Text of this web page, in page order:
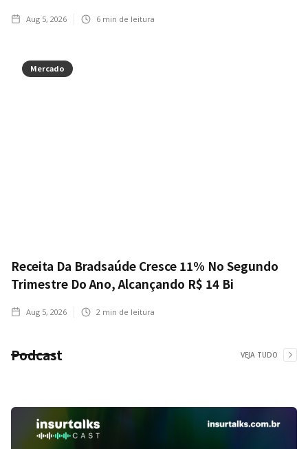
Aug 5, 2026 6 min de leitura
Mercado
Receita Da Bradsaúde Cresce 11% No Segundo
Trimestre Do Ano, Alcançando R$ 14 Bi
Aug 5, 2026 2 min de leitura
Podcast VEJA TUDO